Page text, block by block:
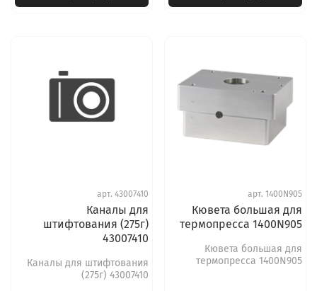
арт.43007410
Каналы для
штифтования (275г)
43007410
Каналы для штифтования
(275г) 43007410
арт.1400N905
Кювета большая для
термопресса 1400N905
Кювета большая для
термопресса 1400N905